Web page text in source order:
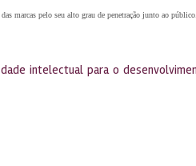
marcas pelo seu alto grau de penetração junto ao
intelectual para o